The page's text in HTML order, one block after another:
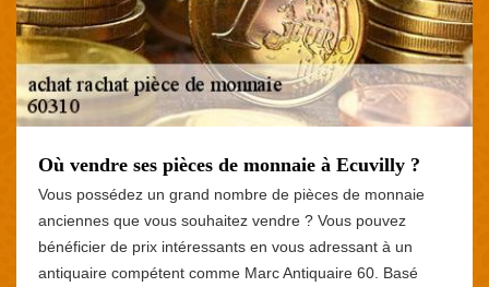
Où vendre ses pièces de monnaie à Ecuvilly ?
Vous possédez un grand nombre de pièces de monnaie
anciennes que vous souhaitez vendre ? Vous pouvez
bénéficier de prix intéressants en vous adressant à un
antiquaire compétent comme Marc Antiquaire 60. Basé